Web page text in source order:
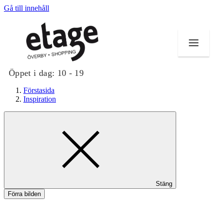
Gå till innehåll
Öppet i dag: 10 - 19
Mat och dryck
Erbjudanden
Förstasida
Inspiration
Stäng
Förra bilden